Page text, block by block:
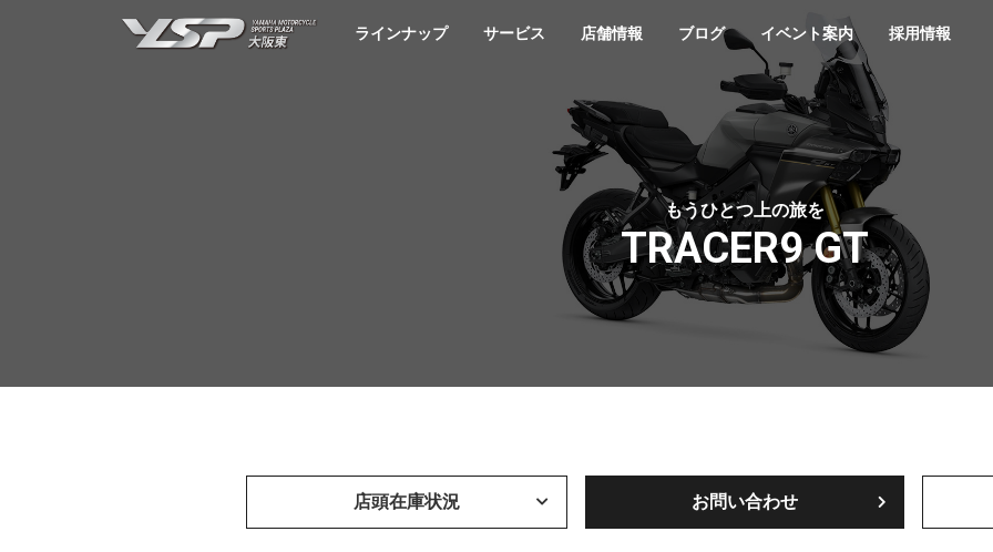
YSP大阪東
ラインナップ サービス 店舗情報 ブログ イベント案内 採用情報
もうひとつ上の旅を
TRACER9 GT
店頭在庫状況 お問い合わせ